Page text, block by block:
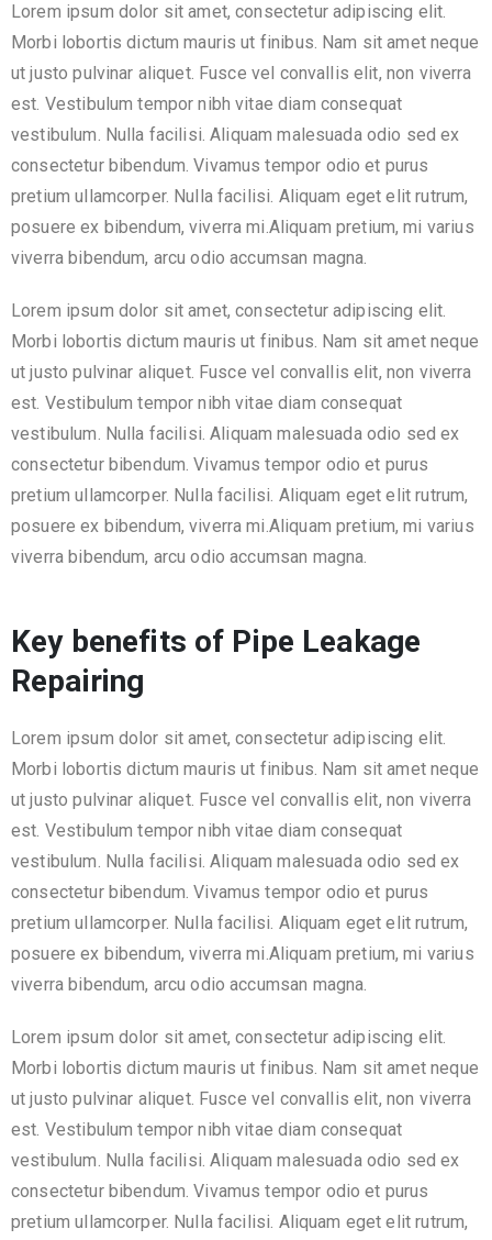
Lorem ipsum dolor sit amet, consectetur adipiscing elit.
Morbi lobortis dictum mauris ut finibus. Nam sit amet neque
ut justo pulvinar aliquet. Fusce vel convallis elit, non viverra
est. Vestibulum tempor nibh vitae diam consequat
vestibulum. Nulla facilisi. Aliquam malesuada odio sed ex
consectetur bibendum. Vivamus tempor odio et purus
pretium ullamcorper. Nulla facilisi. Aliquam eget elit rutrum,
posuere ex bibendum, viverra mi.Aliquam pretium, mi varius
viverra bibendum, arcu odio accumsan magna.
Lorem ipsum dolor sit amet, consectetur adipiscing elit.
Morbi lobortis dictum mauris ut finibus. Nam sit amet neque
ut justo pulvinar aliquet. Fusce vel convallis elit, non viverra
est. Vestibulum tempor nibh vitae diam consequat
vestibulum. Nulla facilisi. Aliquam malesuada odio sed ex
consectetur bibendum. Vivamus tempor odio et purus
pretium ullamcorper. Nulla facilisi. Aliquam eget elit rutrum,
posuere ex bibendum, viverra mi.Aliquam pretium, mi varius
viverra bibendum, arcu odio accumsan magna.
Key benefits of Pipe Leakage
Repairing
Lorem ipsum dolor sit amet, consectetur adipiscing elit.
Morbi lobortis dictum mauris ut finibus. Nam sit amet neque
ut justo pulvinar aliquet. Fusce vel convallis elit, non viverra
est. Vestibulum tempor nibh vitae diam consequat
vestibulum. Nulla facilisi. Aliquam malesuada odio sed ex
consectetur bibendum. Vivamus tempor odio et purus
pretium ullamcorper. Nulla facilisi. Aliquam eget elit rutrum,
posuere ex bibendum, viverra mi.Aliquam pretium, mi varius
viverra bibendum, arcu odio accumsan magna.
Lorem ipsum dolor sit amet, consectetur adipiscing elit.
Morbi lobortis dictum mauris ut finibus. Nam sit amet neque
ut justo pulvinar aliquet. Fusce vel convallis elit, non viverra
est. Vestibulum tempor nibh vitae diam consequat
vestibulum. Nulla facilisi. Aliquam malesuada odio sed ex
consectetur bibendum. Vivamus tempor odio et purus
pretium ullamcorper. Nulla facilisi. Aliquam eget elit rutrum,